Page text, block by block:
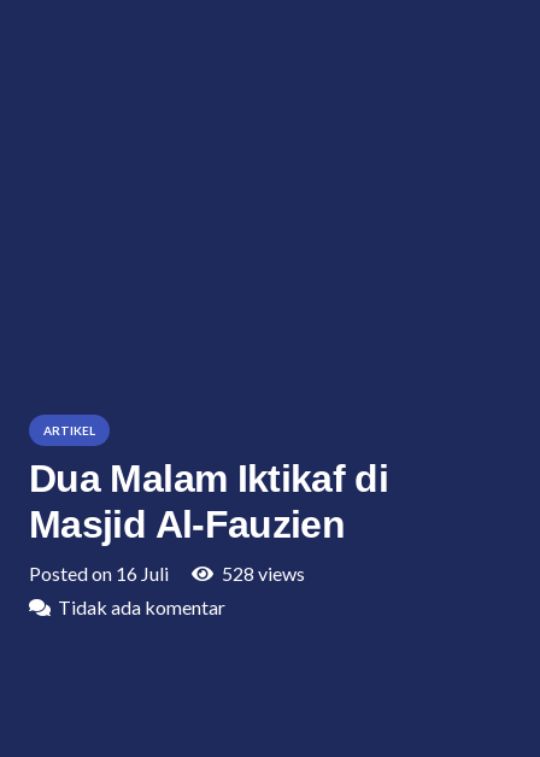
ARTIKEL
Dua Malam Iktikaf di
Masjid Al-Fauzien
Posted on 16 Juli 528 views
Tidak ada komentar